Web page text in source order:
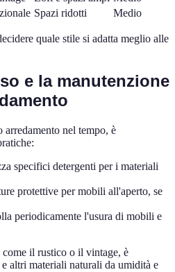
Spazi ridotti Medio
quale stile si adatta meglio alle
e la manutenzione
arredamento nel tempo, è
specifici detergenti per i materiali
protettive per mobili all'aperto, se
periodicamente l'usura di mobili e
il rustico o il vintage, è
altri materiali naturali da umidità e